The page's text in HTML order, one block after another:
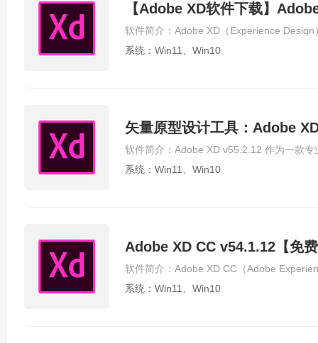
【Adobe XD软件下载】
系统：Win11、Win10
矢量原型设计工具：Adobe
系统：Win11、Win10
Adobe XD CC v54.1.12【免
系统：Win11、Win10